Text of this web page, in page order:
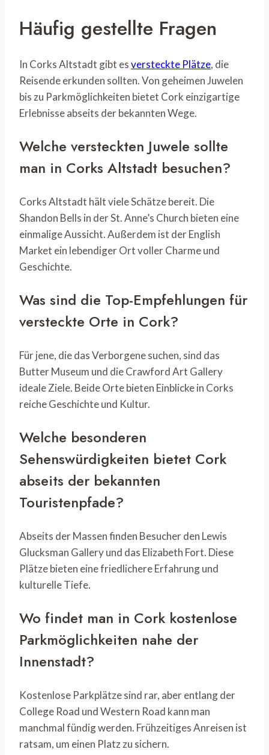
Häufig gestellte Fragen
In Corks Altstadt gibt esversteckte Plätze, die
Reisende erkunden sollten. Von geheimen Juwelen
bis zu Parkmöglichkeiten bietet Cork einzigartige
Erlebnisse abseits der bekannten Wege.
Welche versteckten Juwele sollte
man in Corks Altstadt besuchen?
Corks Altstadt hält viele Schätze bereit. Die
Shandon Bells in der St. Anne’s Church bieten eine
einmalige Aussicht. Außerdem ist der English
Market ein lebendiger Ort voller Charme und
Geschichte.
Was sind die Top-Empfehlungen für
versteckte Orte in Cork?
Für jene, die das Verborgene suchen, sind das
Butter Museum und die Crawford Art Gallery
ideale Ziele. Beide Orte bieten Einblicke in Corks
reiche Geschichte und Kultur.
Welche besonderen
Sehenswürdigkeiten bietet Cork
abseits der bekannten
Touristenpfade?
Abseits der Massen finden Besucher den Lewis
Glucksman Gallery und das Elizabeth Fort. Diese
Plätze bieten eine friedlichere Erfahrung und
kulturelle Tiefe.
Wo findet man in Cork kostenlose
Parkmöglichkeiten nahe der
Innenstadt?
Kostenlose Parkplätze sind rar, aber entlang der
College Road und Western Road kann man
manchmal fündig werden. Frühzeitiges Anreisen ist
ratsam, um einen Platz zu sichern.